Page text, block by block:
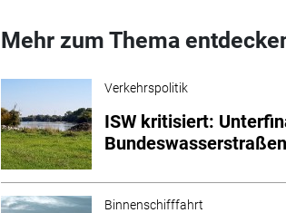
Mehr zum Thema
Verkehrspolitik
ISW kritisiert:
Bundeswasserstraßen
Binnenschifffahrt